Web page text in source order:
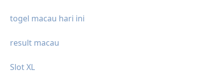
togel macau hari ini
result macau
Slot XL